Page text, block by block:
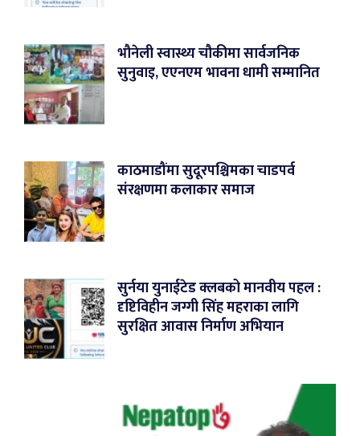
भौनेली स्वास्थ्य चौकीमा सार्वजनिक
सुनुवाइ, एएनएम भावना धामी सम्मानित
काठमाडौंमा सुदूरपश्चिमका चाडपर्व
संरक्षणमा कलाकार समाज
सुर्नया युनाईटेड क्लबको मानवीय पहल :
दृष्टिविहीन जग्गी सिंह महराका लागि
सुरक्षित आवास निर्माण अभियान